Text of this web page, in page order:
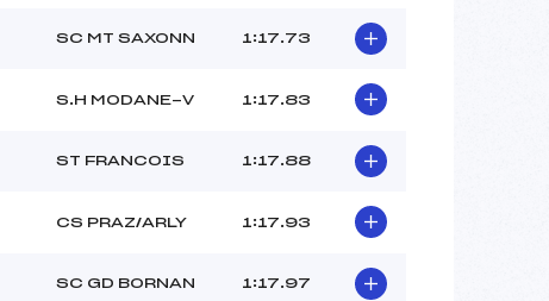
SC MT SAXONN 1:17.73
S.H MODANE-V 1:17.83
ST FRANCOIS 1:17.88
CS PRAZ/ARLY 1:17.93
SC GD BORNAN 1:17.97